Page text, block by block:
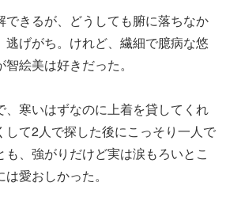
できるが、どうしても腑に落ちなか
逃げがち。けれど、繊細で臆病な悠
絵美は好きだった。
、寒いはずなのに上着を貸してくれ
して2人で探した後にこっそり一人で
、強がりだけど実は涙もろいとこ
愛おしかった。